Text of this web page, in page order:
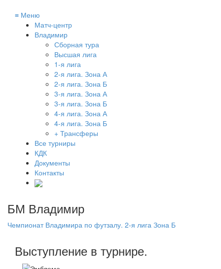
≡ Меню
Матч-центр
Владимир
Сборная тура
Высшая лига
1-я лига
2-я лига. Зона А
2-я лига. Зона Б
3-я лига. Зона А
3-я лига. Зона Б
4-я лига. Зона А
4-я лига. Зона Б
+ Трансферы
Все турниры
КДК
Документы
Контакты
БМ Владимир
Чемпионат Владимира по футзалу. 2-я лига Зона Б
Выступление в турнире.